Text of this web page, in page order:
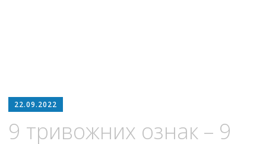
22.09.2022
9 тривожних ознак – 9